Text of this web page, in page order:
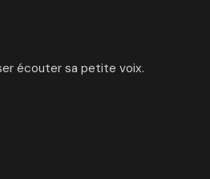
écouter sa petite voix.